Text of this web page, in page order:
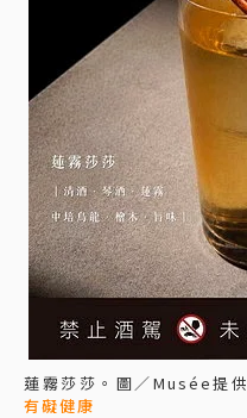
蓮霧莎莎。圖／Musée提供
有礙健康